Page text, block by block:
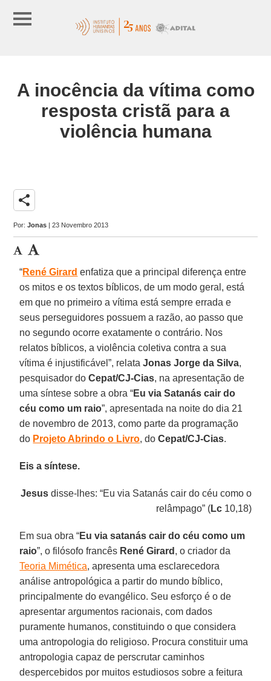
A inocência da vítima como
resposta cristã para a
violência humana
share
Por:Jonas | 23 Novembro 2013
“René Girard enfatiza que a principal diferença entre
os mitos e os textos bíblicos, de um modo geral, está
em que no primeiro a vítima está sempre errada e
seus perseguidores possuem a razão, ao passo que
no segundo ocorre exatamente o contrário. Nos
relatos bíblicos, a violência coletiva contra a sua
vítima é injustificável”, relataJonas Jorge da Silva,
pesquisador doCepat/CJ-Cias, na apresentação de
uma síntese sobre a obra “Eu via Satanás cair do
céu como um raio”, apresentada na noite do dia 21
de novembro de 2013, como parte da programação
do Projeto Abrindo o Livro, doCepat/CJ-Cias.
Eis a síntese.
Jesusdisse-lhes: “Eu via Satanás cair do céu como o
relâmpago” (Lc10,18)
Em sua obra “Eu via satanás cair do céu como um
raio”, o filósofo francês René Girard , o criador da
Teoria Mimética, apresenta uma esclarecedora
análise antropológica a partir do mundo bíblico,
principalmente do evangélico. Seu esforço é o de
apresentar argumentos racionais, com dados
puramente humanos, constituindo o que considera
uma antropologia do religioso. Procura constituir uma
antropologia capaz de perscrutar caminhos
despercebidos por muitos estudiosos sobre a feitura